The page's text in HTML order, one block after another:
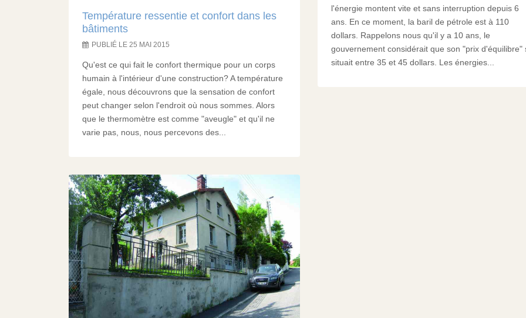
Température ressentie et confort dans les
bâtiments
PUBLIÉ LE 25 MAI 2015
Qu'est ce qui fait le confort thermique pour un corps
humain à l'intérieur d'une construction? A température
égale, nous découvrons que la sensation de confort
peut changer selon l'endroit où nous sommes. Alors
que le thermomètre est comme "aveugle" et qu'il ne
varie pas, nous, nous percevons des...
l'énergie montent vite et sans interruption depuis 6
ans. En ce moment, la baril de pétrole est à 110
dollars. Rappelons nous qu'il y a 10 ans, le
gouvernement considérait que son "prix d'équilibre"
situait entre 35 et 45 dollars. Les énergies...